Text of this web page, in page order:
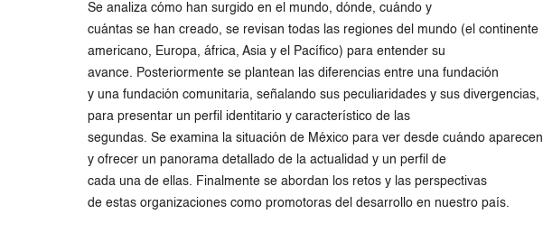
Se analiza cómo han surgido en el mundo, dónde, cuándo y
cuántas se han creado, se revisan todas las regiones del mundo (el continente
americano, Europa, áfrica, Asia y el Pacífico) para entender su
avance. Posteriormente se plantean las diferencias entre una fundación
y una fundación comunitaria, señalando sus peculiaridades y sus divergencias,
para presentar un perfil identitario y característico de las
segundas. Se examina la situación de México para ver desde cuándo aparecen
y ofrecer un panorama detallado de la actualidad y un perfil de
cada una de ellas. Finalmente se abordan los retos y las perspectivas
de estas organizaciones como promotoras del desarrollo en nuestro país.